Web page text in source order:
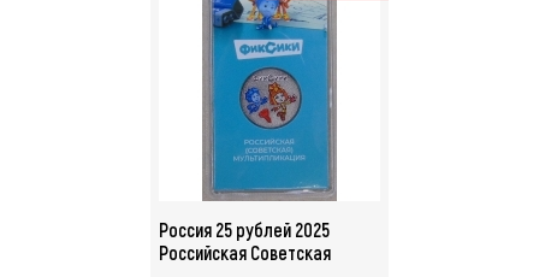
Россия 25 рублей 2025
Российская Советская